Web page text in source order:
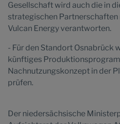
Gesellschaft wird auch die in
strategischen
Vulcan Energy verantworten.
- Für den Standort Osnabrück
künftiges
Nachnutzungskonzept in der
prüfen.
Der niedersächsische